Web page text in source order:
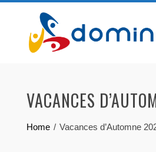
content
VACANCES
Home Vacances d’Automne